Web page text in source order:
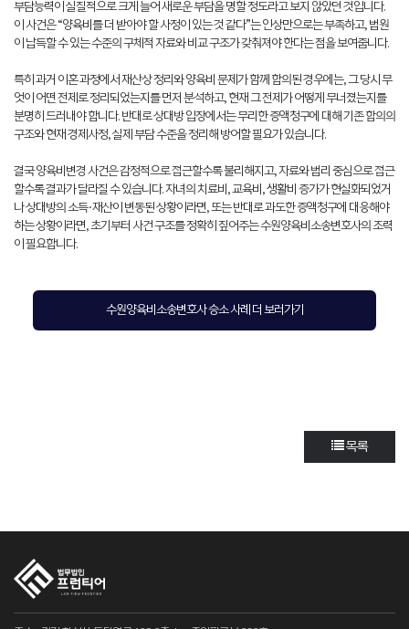
부담능력이 실질적으로 크게 늘어 새로운 부담을 명할 정도라고 보지 않았던 것입니다.
이 사건은 “양육비를 더 받아야 할 사정이 있는 것 같다”는 인상만으로는 부족하고, 법원
이 납득할 수 있는 수준의 구체적 자료와 비교 구조가 갖춰져야 한다는 점을 보여줍니다.
특히 과거 이혼 과정에서 재산상 정리와 양육비 문제가 함께 합의된 경우에는, 그 당시 무
엇이 어떤 전제로 정리되었는지를 먼저 분석하고, 현재 그 전제가 어떻게 무너졌는지를
분명히 드러내야 합니다. 반대로 상대방 입장에서는 무리한 증액청구에 대해 기존 합의의
구조와 현재 경제사정, 실제 부담 수준을 정리해 방어할 필요가 있습니다.
결국 양육비변경 사건은 감정적으로 접근할수록 불리해지고, 자료와 법리 중심으로 접근
할수록 결과가 달라질 수 있습니다. 자녀의 치료비, 교육비, 생활비 증가가 현실화되었거
나 상대방의 소득·재산이 변동된 상황이라면, 또는 반대로 과도한 증액청구에 대응해야
하는 상황이라면, 초기부터 사건 구조를 정확히 짚어주는 수원양육비소송변호사의 조력
이 필요합니다.
수원양육비소송변호사 승소 사례 더 보러가기
목록